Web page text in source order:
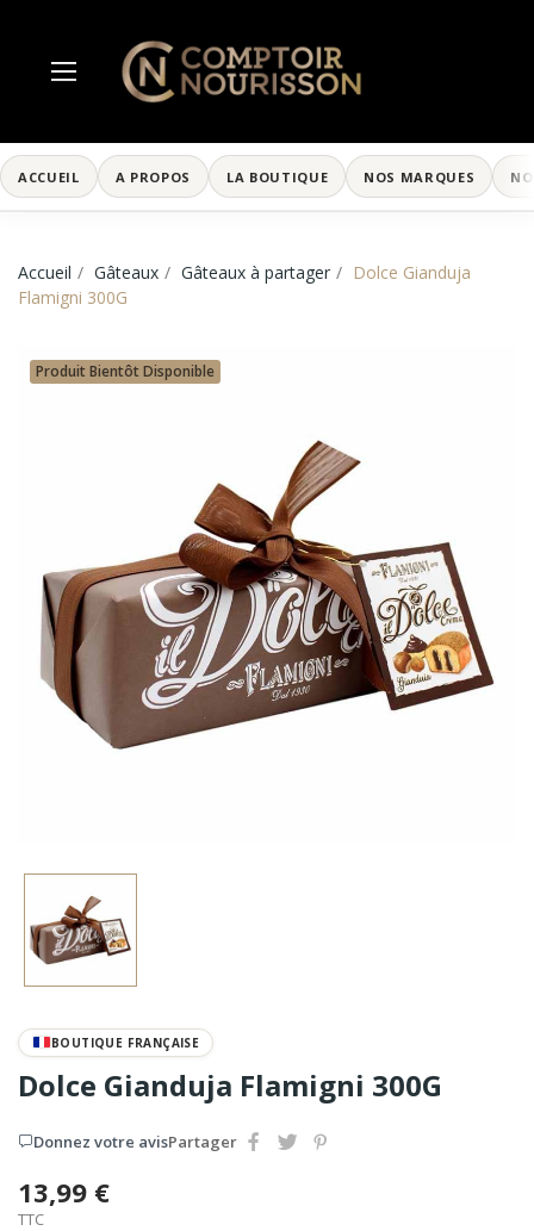
ACCUEIL A PROPOS LA BOUTIQUE NOS MARQUES
Accueil Gâteaux Gâteaux à partager
Dolce Gianduja
Flamigni 300G
Produit Bientôt Disponible
BOUTIQUE FRANÇAISE
Dolce Gianduja Flamigni 300G
Donnez votre avisPartager
13,99 €
TTC